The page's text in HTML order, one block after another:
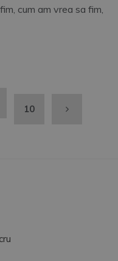
cum am vrea sa fim,
10